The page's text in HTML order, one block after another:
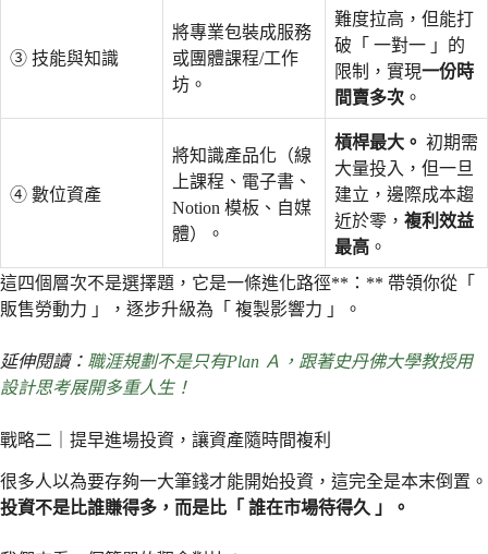
③ 技能與知識
將專業包裝成服務
或團體課程/工作
坊。
難度拉高，但能打
破「 一對一 」的
限制，實現一份時
間賣多次 。
④ 數位資產
將知識產品化（線
上課程、電子書、
Notion 模板、自媒
體）。
槓桿最大。 初期需
大量投入，但一旦
建立，邊際成本趨
近於零， 複利效益
最高 。
這四個層次不是選擇題，它是一條進化路徑**：** 帶領你從「
販售勞動力 」，逐步升級為「 複製影響力 」。
延伸閱讀： 職涯規劃不是只有Plan Ａ，跟著史丹佛大學教授用
設計思考展開多重人生！
戰略二｜提早進場投資，讓資產隨時間複利
很多人以為要存夠一大筆錢才能開始投資，這完全是本末倒置。
投資不是比誰賺得多，而是比「 誰在市場待得久 」。